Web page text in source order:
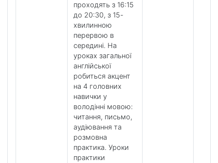
проходять з 16:15
до 20:30, з 15-
хвилинною
перервою в
середині. На
уроках загальної
англійської
робиться акцент
на 4 головних
навички у
володінні мовою:
читання, письмо,
аудіювання та
розмовна
практика. Уроки
практики